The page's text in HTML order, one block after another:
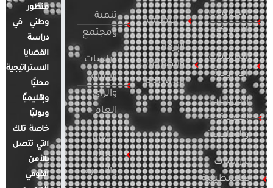
الدراسات
الأمريكية
الدراسات
الأوروبية
الدراسات
العربية
والإقليمية
الدراسات
الفلسطينية
التطرف
الإرهاب
والصراعات
المسلحة
تنمية
ومجتمع
دراسات
الإعلام
والرأي
العام
قضايا
المرأة
والأسرة
منظور
وطني في
دراسة
القضايا
الاستراتيجية
محليًا
وإقليميًا
ودوليًا
خاصة تلك
التي تتصل
بالأمن
القومي